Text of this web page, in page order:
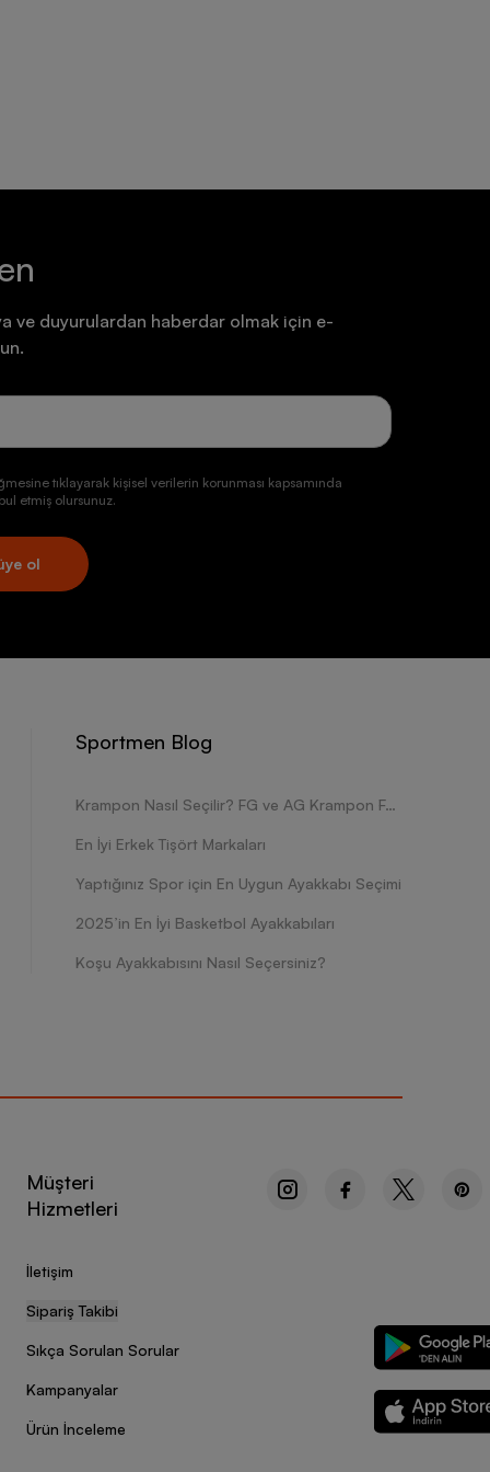
ve duyurulardan haberdar olmak için e-
tıklayarak kişisel verilerin korunması kapsamında
etmiş olursunuz.
ol
Sportmen Blog
Krampon Nasıl Seçilir? FG ve AG Krampon Farkları Nelerdir?
En İyi Erkek Tişört Markaları
Yaptığınız Spor için En Uygun Ayakkabı Seçimi
2025’in En İyi Basketbol Ayakkabıları
Koşu Ayakkabısını Nasıl Seçersiniz?
Müşteri
Hizmetleri
İletişim
Sipariş Takibi
Sıkça Sorulan Sorular
Kampanyalar
Ürün İnceleme